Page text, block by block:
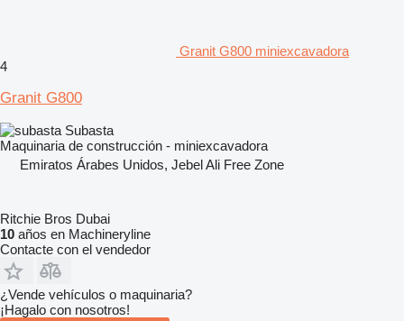
Granit G800 miniexcavadora
4
Granit G800
Subasta
Maquinaria de construcción - miniexcavadora
Emiratos Árabes Unidos, Jebel Ali Free Zone
Ritchie Bros Dubai
10 años en Machineryline
Contacte con el vendedor
¿Vende vehículos o maquinaria?
¡Hagalo con nosotros!